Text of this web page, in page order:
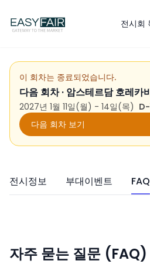
전시회
이 회차는 종료되었습니다.
다음 회차 · 암스테르담 호레
2027년 1월 11일(월) - 14일(목)
다음 회차 보기
전시정보 부대이벤트 FAQ
자주 묻는 질문 (FAQ)